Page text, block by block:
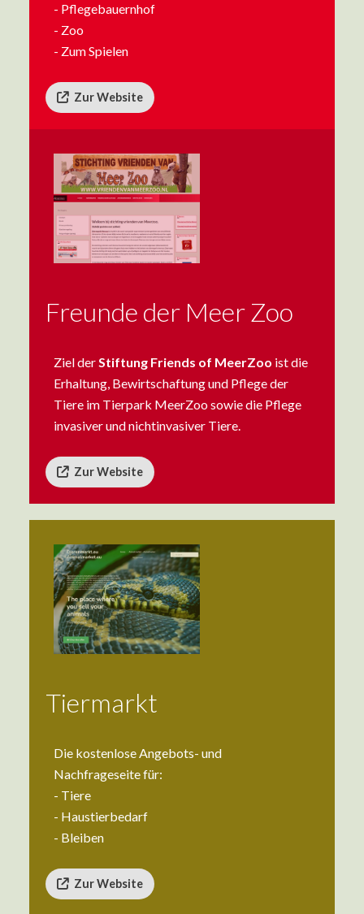
- Pflegebauernhof
- Zoo
- Zum Spielen
Zur Website
Freunde der Meer Zoo
Ziel derStiftung Friends of MeerZoo ist die
Erhaltung, Bewirtschaftung und Pflege der
Tiere im Tierpark MeerZoo sowie die Pflege
invasiver und nichtinvasiver Tiere.
Zur Website
Tiermarkt
Die kostenlose Angebots- und
Nachfrageseite für:
- Tiere
- Haustierbedarf
- Bleiben
Zur Website